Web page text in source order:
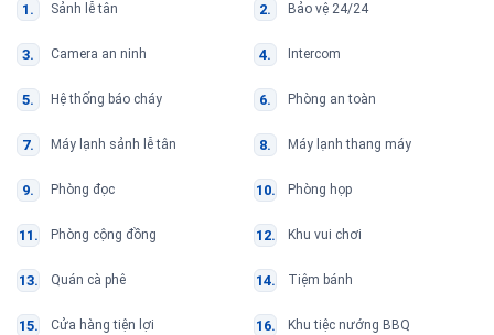
Sảnh lễ tân Bảo vệ 24/24
Camera an ninh Intercom
Hệ thống báo cháy Phòng an toàn
Máy lạnh sảnh lễ tân Máy lạnh thang máy
Phòng đọc Phòng họp
Phòng cộng đồng Khu vui chơi
Quán cà phê Tiệm bánh
Cửa hàng tiện lợi Khu tiệc nướng BBQ